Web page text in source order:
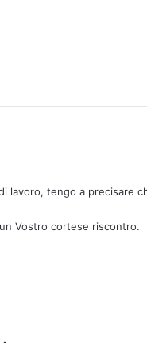
lavoro, tengo a precisare
Vostro cortese riscontro.